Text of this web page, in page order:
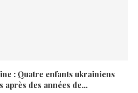
: Quatre enfants ukrainiens
après des années de...